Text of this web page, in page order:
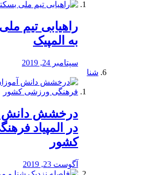
راهیابی تیم
به المپیک
سپتامبر 24, 2019
شنا
درخشش دانش
در المپیاد
کشور
آگوست 23, 2019